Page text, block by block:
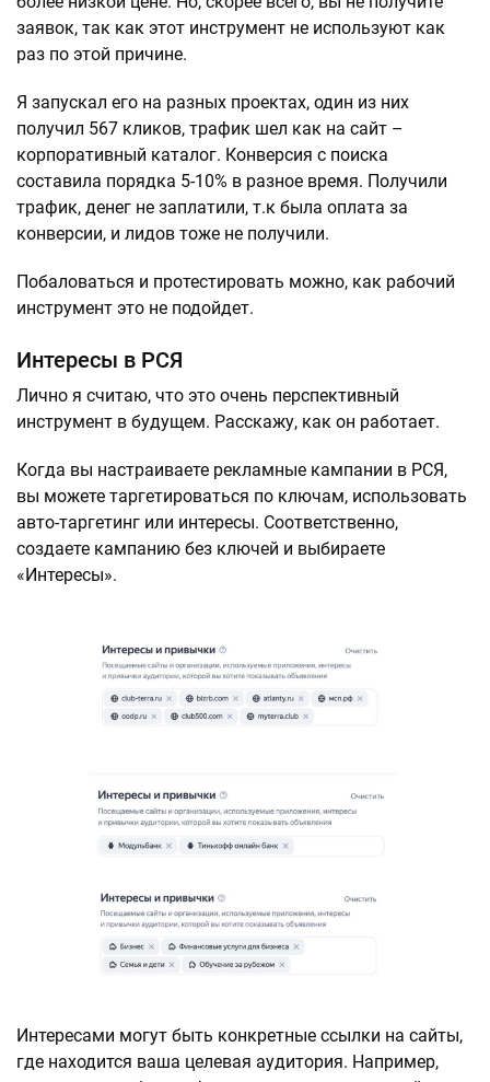
заявок, так как этот инструмент не используют как
раз по этой причине.
Я запускал его на разных проектах, один из них
получил 567 кликов, трафик шел как на сайт –
корпоративный каталог. Конверсия с поиска
составила порядка 5-10% в разное время. Получили
трафик, денег не заплатили, т.к была оплата за
конверсии, и лидов тоже не получили.
Побаловаться и протестировать можно, как рабочий
инструмент это не подойдет.
Интересы в РСЯ
Лично я считаю, что это очень перспективный
инструмент в будущем. Расскажу, как он работает.
Когда вы настраиваете рекламные кампании в РСЯ,
вы можете таргетироваться по ключам, использовать
авто-таргетинг или интересы. Соответственно,
создаете кампанию без ключей и выбираете
«Интересы».
Интересами могут быть конкретные ссылки на сайты,
где находится ваша целевая аудитория. Например,